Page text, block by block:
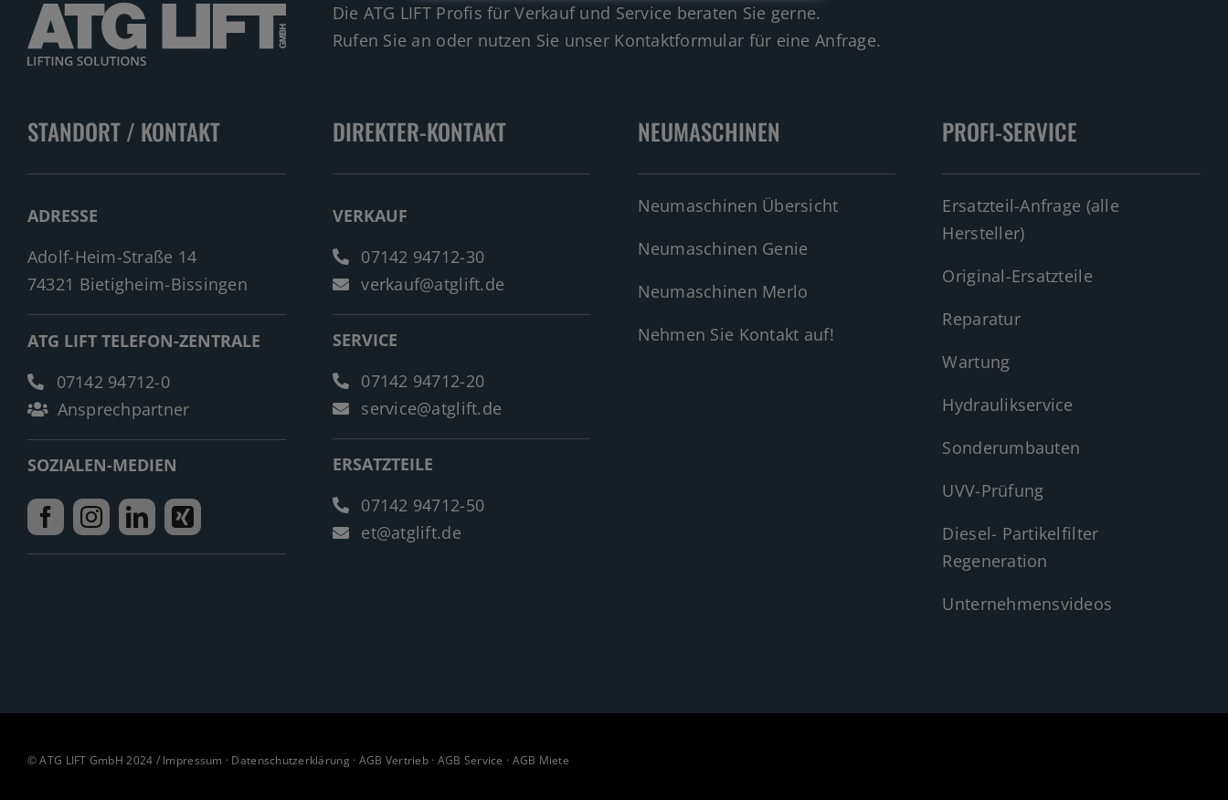
Die ATG LIFT Profis für Verkauf und Service beraten Sie gerne.
Rufen Sie an oder nutzen Sie unser Kontaktformular für eine Anfrage.
STANDORT / KONTAKT
ADRESSE
Adolf-Heim-Straße 14
74321 Bietigheim-Bissingen
ATG LIFT TELEFON-ZENTRALE
07142 94712-0
Ansprechpartner
SOZIALEN-MEDIEN
DIREKTER-KONTAKT
VERKAUF
07142 94712-30
verkauf@atglift.de
SERVICE
07142 94712-20
service@atglift.de
ERSATZTEILE
07142 94712-50
et@atglift.de
NEUMASCHINEN
Neumaschinen Übersicht
Neumaschinen Genie
Neumaschinen Merlo
Nehmen Sie Kontakt auf!
PROFI-SERVICE
Ersatzteil-Anfrage (alle
Hersteller)
Original-Ersatzteile
Reparatur
Wartung
Hydraulikservice
Sonderumbauten
UVV-Prüfung
Diesel- Partikelfilter
Regeneration
Unternehmensvideos
© ATG LIFT GmbH 2024 / Impressum · Datenschutzerklärung · AGB Vertrieb· AGB Service · AGB Miete